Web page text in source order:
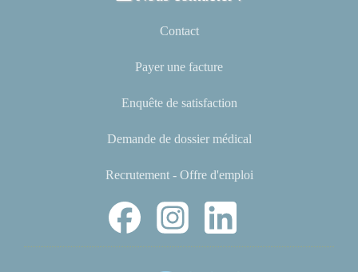
Contact
Payer une facture
Enquête de satisfaction
Demande de dossier médical
Recrutement - Offre d'emploi